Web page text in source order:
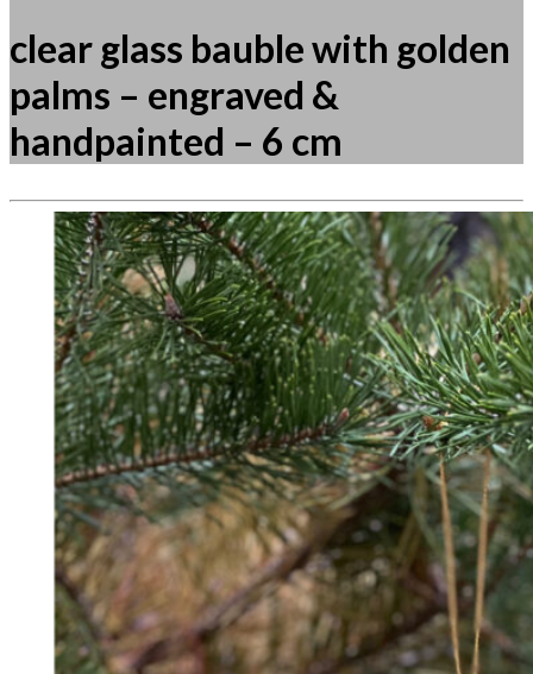
clear glass bauble with golden
palms – engraved &
handpainted – 6 cm
Måske kunne nogle af disse produkter have din
interesse?